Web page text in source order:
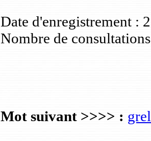
Date d'enregistrement :
Nombre de
Mot suivant >>>> :